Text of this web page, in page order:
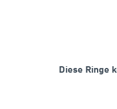
Diese Ringe